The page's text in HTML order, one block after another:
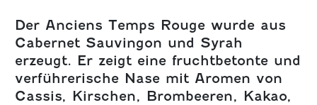
Der Anciens Temps Rouge wurde aus
Cabernet Sauvingon und Syrah
erzeugt. Er zeigt eine fruchtbetonte und
verführerische Nase mit Aromen von
Cassis, Kirschen, Brombeeren, Kakao,